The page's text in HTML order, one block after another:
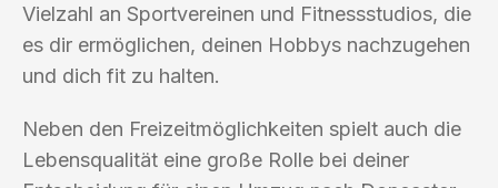
Vielzahl an Sportvereinen und Fitnessstudios, die
es dir ermöglichen, deinen Hobbys nachzugehen
und dich fit zu halten.
Neben den Freizeitmöglichkeiten spielt auch die
Lebensqualität eine große Rolle bei deiner